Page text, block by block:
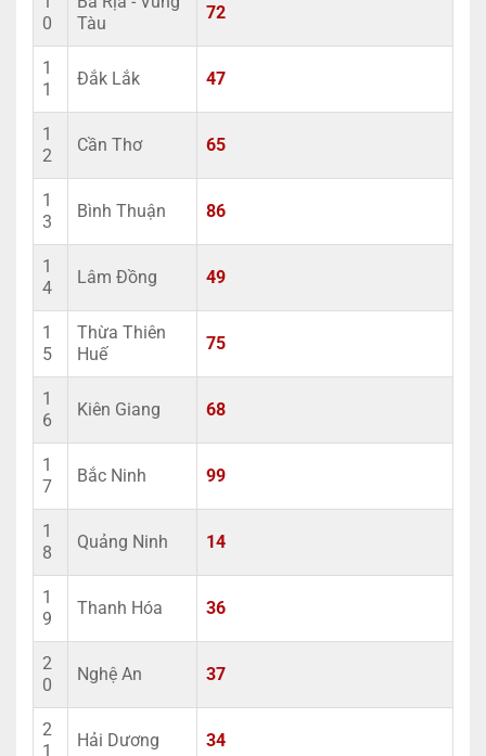
0
Tàu
72
1
1
Đắk Lắk 47
1
2
Cần Thơ 65
1
3
Bình Thuận 86
1
4
Lâm Đồng 49
1
5
Thừa Thiên
Huế
75
1
6
Kiên Giang 68
1
7
Bắc Ninh 99
1
8
Quảng Ninh 14
1
9
Thanh Hóa 36
2
0
Nghệ An 37
2
1
Hải Dương 34